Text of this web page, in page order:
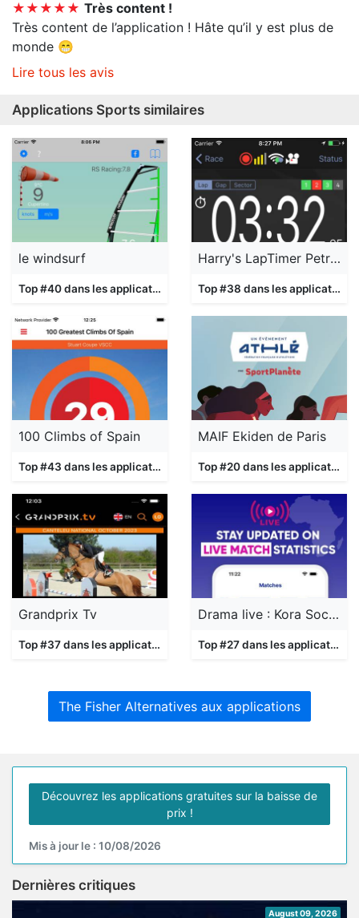
★★★★★ Très content !
Très content de l’application ! Hâte qu’il y est plus de
monde 😁
Lire tous les avis
Applications Sports similaires
le windsurf
Top #40 dans les applications Sports
Harry's LapTimer Petrolhead
Top #38 dans les applications
100 Climbs of Spain
Top #43 dans les applications Sports
MAIF Ekiden de Paris
Top #20 dans les applications
Grandprix Tv
Top #37 dans les applications Sports
Drama live : Kora Soccer Plus
Top #27 dans les applications
The Fisher Alternatives aux applications
Découvrez les applications gratuites sur la baisse de
prix !
Mis à jour le : 10/08/2026
Dernières critiques
August 09, 2026